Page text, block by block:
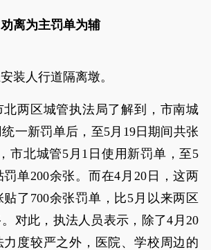
离为主罚单为辅
装人行道隔离墩。
两区城管执法局了解到，市南城
一新罚单后，至5月19日期间共张
市北城管5月1日使用新罚单，至5
罚单200余张。而在4月20日，这两
了700余张罚单，比5月以来两区
对此，执法人员表示，除了4月20
力度较严之外，医院、学校周边的